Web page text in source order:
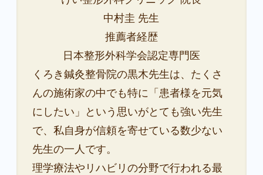
中村圭 先生
推薦者経歴
日本整形外科学会認定専門医
くろき鍼灸整骨院の黒木先生は、たくさ
んの施術家の中でも特に「患者様を元気
にしたい」という思いがとても強い先生
で、私自身が信頼を寄せている数少ない
先生の一人です。
理学療法やリハビリの分野で行われる最